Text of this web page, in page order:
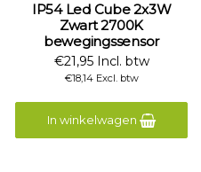
IP54 Led Cube 2x3W
Zwart 2700K
bewegingssensor
€21,95 Incl. btw
€18,14 Excl. btw
In winkelwagen